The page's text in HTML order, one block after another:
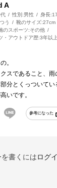
A
性別:男性 身長:
う 靴のサイズ:27cm
のスポーツ:その他
・アウトドア歴:3年以上
。
スであること、
分とくっついて
いです。
参考になった
書くにはログ